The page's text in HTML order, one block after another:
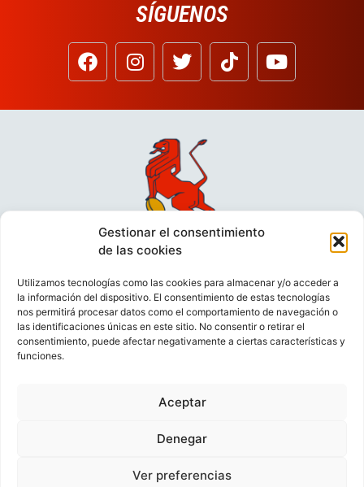
Gestionar el consentimiento
de las cookies
Utilizamos tecnologías como las cookies para almacenar y/o acceder a
la información del dispositivo. El consentimiento de estas tecnologías
nos permitirá procesar datos como el comportamiento de navegación o
las identificaciones únicas en este sitio. No consentir o retirar el
consentimiento, puede afectar negativamente a ciertas características y
funciones.
Aceptar
Denegar
Ver preferencias
SÍGUENOS
VIDEOCONFERENCIAS
POLÍTICA DE PRIVACIDAD
CONTACTO
© FEDERACIÓN ESPAÑOLA DE RUGBY 2023.